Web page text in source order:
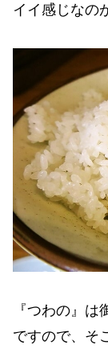
イイ感じなの
『つわの』は
ですので、そ